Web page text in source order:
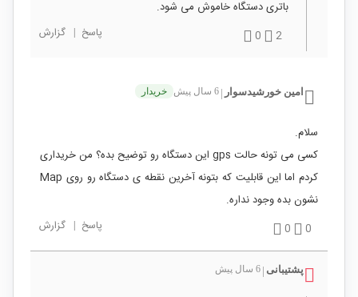
باتری دستگاه خاموش می شود.
2
0 پاسخ | گزارش
امین خورشیدسوار 6 سال پیش خریدار
سلام.
کسی می تونه حالت gps این دستگاه رو توضیح بده؟ من خریداری
کردم اما این قابلیت که بتونه آخرین نقطه ی دستگاه رو روی Map
نشون بده وجود نداره.
0
0 پاسخ | گزارش
پشتیبانی 6 سال پیش